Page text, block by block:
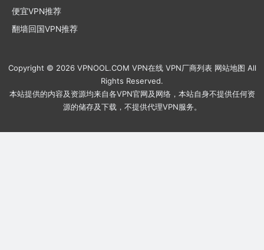
便宜VPN推荐
翻墙回国VPN推荐
Copyright © 2026 VPNOOL.COM VPN在线 VPN厂商列表 网站地图 All
Rights Reserved.
本站提供的内容及资源均来自各VPN官网及网络，本站自身不提供任何资
源的储存及下载，不提供代理VPN服务。